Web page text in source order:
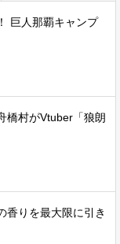
巨人那覇キャンプ
橋村がVtuber「狼朗
香りを最大限に引き